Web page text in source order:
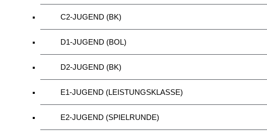
C2-JUGEND (BK)
D1-JUGEND (BOL)
D2-JUGEND (BK)
E1-JUGEND (LEISTUNGSKLASSE)
E2-JUGEND (SPIELRUNDE)